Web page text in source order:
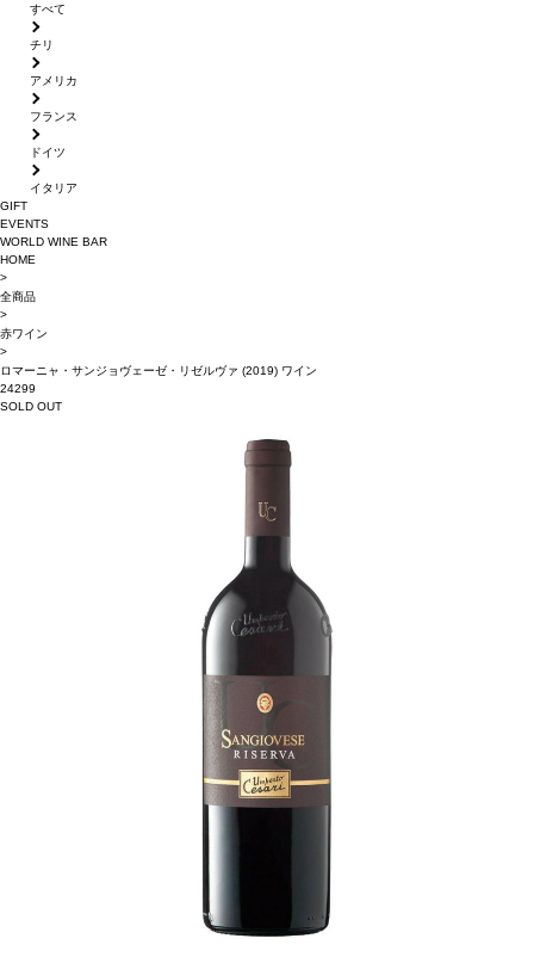
すべて
チリ
アメリカ
フランス
ドイツ
イタリア
GIFT
EVENTS
WORLD WINE BAR
HOME
>
全商品
>
赤ワイン
>
ロマーニャ・サンジョヴェーゼ・リゼルヴァ (2019) ワイン
24299
SOLD OUT